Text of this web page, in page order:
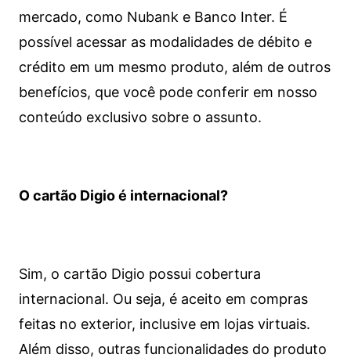
mercado, como Nubank e Banco Inter. É
possível acessar as modalidades de débito e
crédito em um mesmo produto, além de outros
benefícios, que você pode conferir em nosso
conteúdo exclusivo sobre o assunto.
O cartão Digio é internacional?
Sim, o cartão Digio possui cobertura
internacional. Ou seja, é aceito em compras
feitas no exterior, inclusive em lojas virtuais.
Além disso, outras funcionalidades do produto